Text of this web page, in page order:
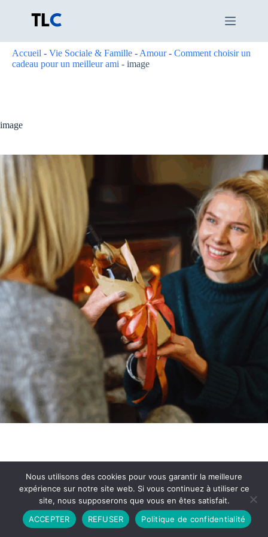
Accueil - Vie Sociale & Famille - Amour- Comment choisir un
cadeau pour un meilleur ami - image
image
Partenariat Contact
Politique de Confidentialité
CGU
Copyright © 2026 - Propulsé par DIEUDUDIABLE
Nous utilisons des cookies pour vous garantir la meilleure
expérience sur notre site web. Si vous continuez à utiliser ce
site, nous supposerons que vous en êtes satisfait.
ACCEPTER
REFUSER Politique de confidentialité